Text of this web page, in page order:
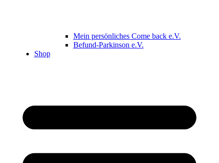
Mein persönliches Come back e.V.
Befund-Parkinson e.V.
Shop